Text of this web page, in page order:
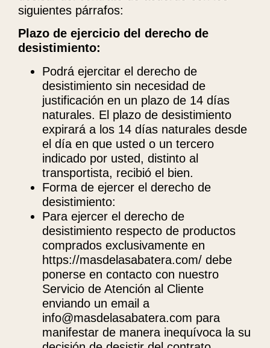
siguientes párrafos:
Plazo de ejercicio del derecho de
desistimiento:
Podrá ejercitar el derecho de
desistimiento sin necesidad de
justificación en un plazo de 14 días
naturales. El plazo de desistimiento
expirará a los 14 días naturales desde
el día en que usted o un tercero
indicado por usted, distinto al
transportista, recibió el bien.
Forma de ejercer el derecho de
desistimiento:
Para ejercer el derecho de
desistimiento respecto de productos
comprados exclusivamente en
https://masdelasabatera.com/ debe
ponerse en contacto con nuestro
Servicio de Atención al Cliente
enviando un email a
info@masdelasabatera.com para
manifestar de manera inequívoca la su